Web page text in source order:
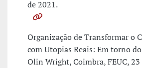
de 2021.
Organização de Transformar o
com Utopias Reais: Em torno
Olin Wright, Coimbra, FEUC, 23